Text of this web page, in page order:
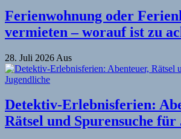
Ferienwohnung oder
vermieten – worauf ist zu
28. Juli 2026 Aus
Detektiv-Erlebnisferien:
Rätsel und Spurensuche für